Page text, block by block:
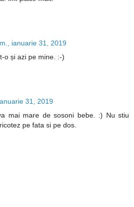
ianuarie 31, 2019
o și azi pe mine. :-)
31, 2019
mai mare de sosoni bebe. :) Nu stiu
pe fata si pe dos.